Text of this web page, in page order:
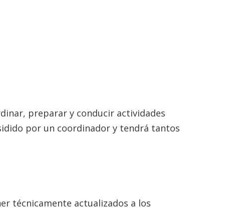
preparar y conducir actividades
por un coordinador y tendrá tantos
técnicamente actualizados a los